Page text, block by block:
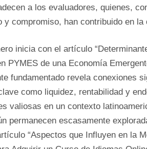
a los evaluadores, quienes,
y compromiso, han contribuido en
inicia con el artículo
PYMES de una Economía
fundamentado revela conexiones
como liquidez, rentabilidad y
valiosas en un contexto
permanecen escasamente
“Aspectos que Influyen en la